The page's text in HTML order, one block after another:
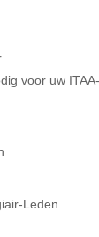
voor uw
Leden